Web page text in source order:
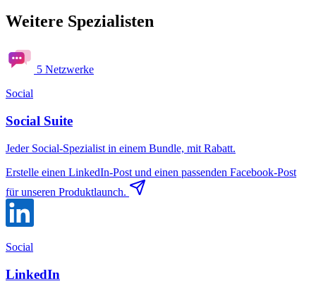
Weitere Spezialisten
5 Netzwerke
Social
Social Suite
Jeder Social-Spezialist in einem Bundle, mit Rabatt.
Erstelle einen LinkedIn-Post und einen passenden Facebook-Post
für unseren Produktlaunch.
Social
LinkedIn